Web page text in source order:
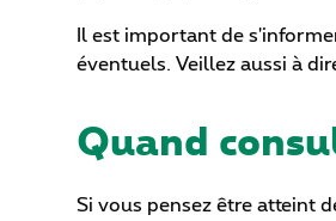
Il est important de
éventuels. Veillez aussi à
Quand
Si vous pensez être atteint